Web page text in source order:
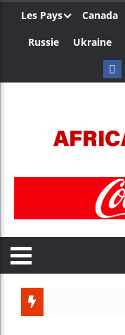
Les Pays Canada
Russie
Ukraine